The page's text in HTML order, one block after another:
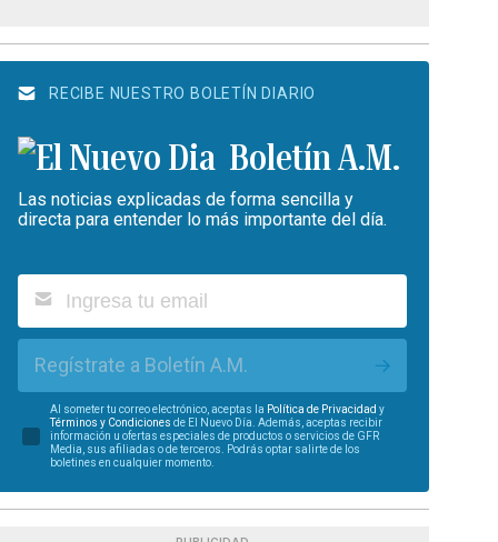
RECIBE NUESTRO BOLETÍN DIARIO
Boletín A.M.
Las noticias explicadas de forma sencilla y
directa para entender lo más importante del día.
Regístrate a Boletín A.M.
Al someter tu correo electrónico, aceptas la Política de Privacidad y
Términos y Condiciones de El Nuevo Día. Además, aceptas recibir
información u ofertas especiales de productos o servicios de GFR
Media, sus afiliadas o de terceros. Podrás optar salirte de los
boletines en cualquier momento.